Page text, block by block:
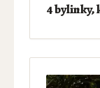
4 bylinky,